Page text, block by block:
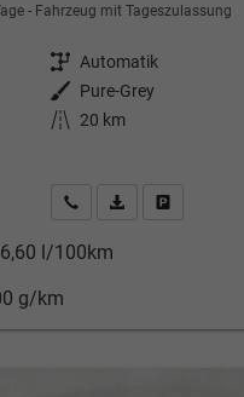
Fahrzeug mit Tageszulassung
Getriebe Automatik
Außenfarbe Pure-Grey
Kilometerstand
20 km
Kontakt & Angebot
PDF-Datei,Fahrzeug
6,60 l/100km
g/km